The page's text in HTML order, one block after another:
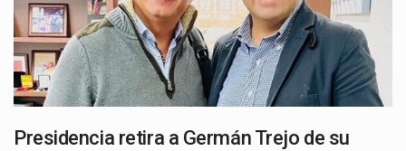
Presidencia retira a Germán Trejo de su